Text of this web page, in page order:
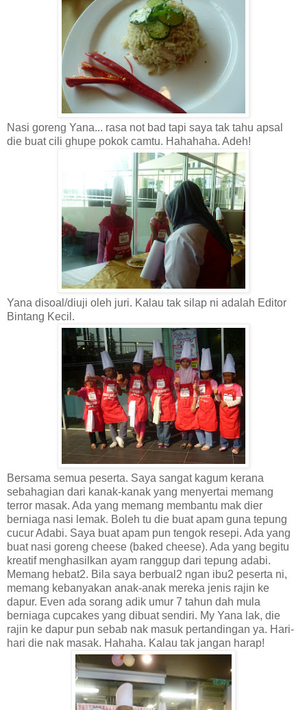
Nasi goreng Yana... rasa not bad tapi saya tak tahu apsal
die buat cili ghupe pokok camtu. Hahahaha. Adeh!
Yana disoal/diuji oleh juri. Kalau tak silap ni adalah Editor
Bintang Kecil.
Bersama semua peserta. Saya sangat kagum kerana
sebahagian dari kanak-kanak yang menyertai memang
terror masak. Ada yang memang membantu mak dier
berniaga nasi lemak. Boleh tu die buat apam guna tepung
cucur Adabi. Saya buat apam pun tengok resepi. Ada yang
buat nasi goreng cheese (baked cheese). Ada yang begitu
kreatif menghasilkan ayam ranggup dari tepung adabi.
Memang hebat2. Bila saya berbual2 ngan ibu2 peserta ni,
memang kebanyakan anak-anak mereka jenis rajin ke
dapur. Even ada sorang adik umur 7 tahun dah mula
berniaga cupcakes yang dibuat sendiri. My Yana lak, die
rajin ke dapur pun sebab nak masuk pertandingan ya. Hari-
hari die nak masak. Hahaha. Kalau tak jangan harap!